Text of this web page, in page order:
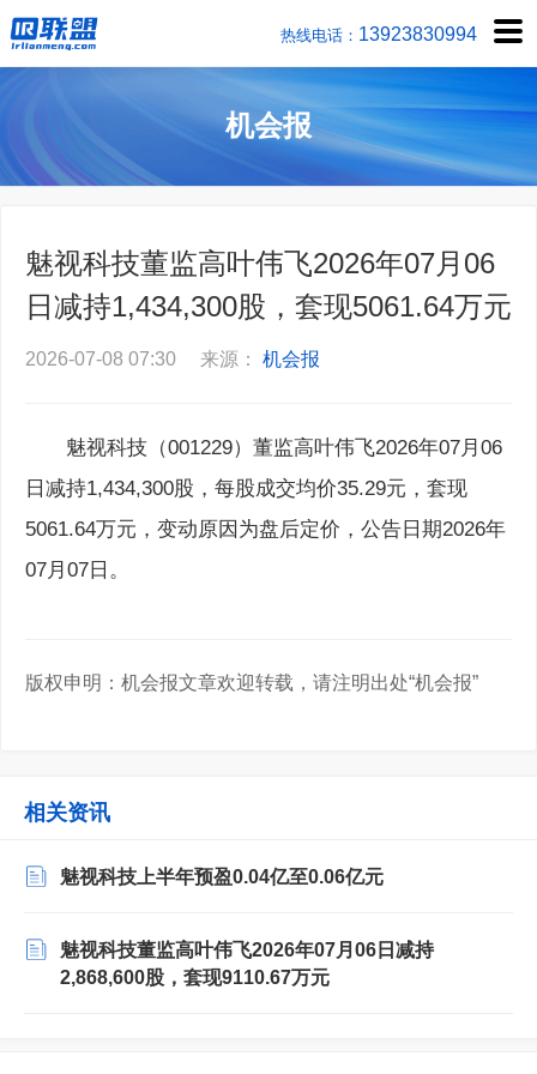
热线电话：
机会报
魅视科技董监高叶伟飞2026年07月06
日减持1,434,300股，套现5061.64万元
2026-07-08 07:30 来源： 机会报
魅视科技（001229）董监高叶伟飞2026年07月06
日减持1,434,300股，每股成交均价35.29元，套现
5061.64万元，变动原因为盘后定价，公告日期2026年
07月07日。
版权申明：机会报文章欢迎转载，请注明出处“机会报”
相关资讯
魅视科技上半年预盈0.04亿至0.06亿元
魅视科技董监高叶伟飞2026年07月06日减持
2,868,600股，套现9110.67万元